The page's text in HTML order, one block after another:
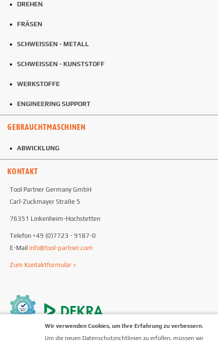
Wir verwenden Cookies, um Ihre Erfahrung zu verbessern.
Um die neuen Datenschutzrichtlinien zu erfüllen, müssen wir
DREHEN
FRÄSEN
SCHWEISSEN - METALL
SCHWEISSEN - KUNSTSTOFF
WERKSTOFFE
ENGINEERING SUPPORT
GEBRAUCHTMASCHINEN
ABWICKLUNG
KONTAKT
Tool Partner Germany GmbH
Carl-Zuckmayer Straße 5
76351 Linkenheim-Hochstetten
Telefon +49 (0)7723 - 9187-0
E-Mail info@tool-partner.com
Zum Kontaktformular >